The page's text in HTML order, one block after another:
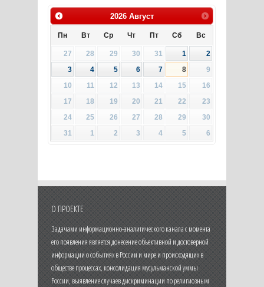
2026 Август
Пн Вт Ср Чт Пт Сб Вс
27 28 29 30 31 1
2
3
4 5 6 7 8
9
10
11 12 13 14 15
16
17
18 19 20 21 22
23
24
25 26 27 28 29
30
31
1 2 3 4 5 6
О ПРОЕКТЕ
Задачами информационно-аналитического канала с момента
его появления является донесение объективной и достоверной
информации о событиях в России и мире и происходящих в
обществе процессах, консолидация мусульманской уммы
России, выявление случаев дискриминации по религиозным